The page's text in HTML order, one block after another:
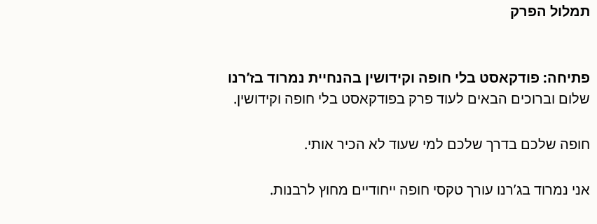
תמלול הפרק
פתיחה: פודקאסט בלי חופה וקידושין בהנחיית נמרוד בז’רנו
שלום וברוכים הבאים לעוד פרק בפודקאסט בלי חופה וקידושין.
חופה שלכם בדרך שלכם למי שעוד לא הכיר אותי.
אני נמרוד בג’רנו עורך טקסי חופה ייחודיים מחוץ לרבנות.